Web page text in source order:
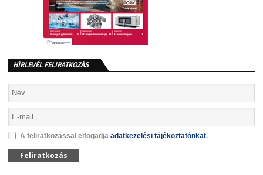
HÍRLEVÉL FELIRATKOZÁS
A feliratkozással elfogadja adatkezelési tájékoztatónkat.
Feliratkozás